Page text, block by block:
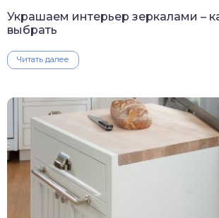
Украшаем интерьер зеркалами –
выбрать
Читать далее